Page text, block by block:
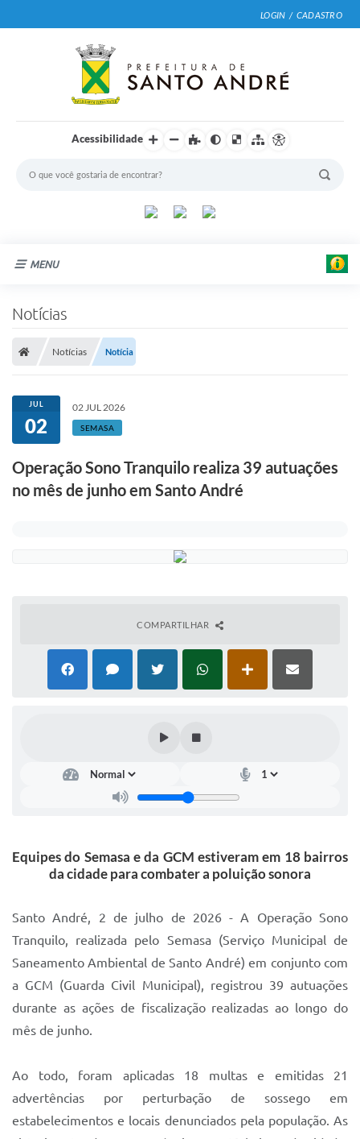
LOGIN / CADASTRO
Acessibilidade
MENU
Portal de Serviços
Transparência
Ônibus
Contas Públicas
Fale Conosco
FAQ - Perguntas Frequentes
Legislação
Lei de acesso à informação
Mobilidade Urbana Sustentável
Parque Escola
Portal da Educação
Quadra Fiscal
Autarquias
Notícias
Notícias Notícia
JUL
02
02 JUL 2026
SEMASA
Operação Sono Tranquilo realiza 39 autuações
no mês de junho em Santo André
COMPARTILHAR
Equipes do Semasa e da GCM estiveram em 18 bairros
da cidade para combater a poluição sonora
Santo André, 2 de julho de 2026 - A Operação Sono
Tranquilo, realizada pelo Semasa (Serviço Municipal de
Saneamento Ambiental de Santo André) em conjunto com
a GCM (Guarda Civil Municipal), registrou 39 autuações
durante as ações de fiscalização realizadas ao longo do
mês de junho.
Ao todo, foram aplicadas 18 multas e emitidas 21
advertências por perturbação de sossego em
estabelecimentos e locais denunciados pela população. As